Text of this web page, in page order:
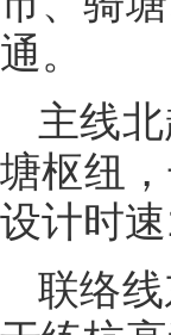
通。
主线
塘枢纽
设计时速
联络